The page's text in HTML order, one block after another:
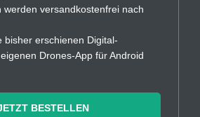
werden versandkostenfrei nach
bisher erschienen Digital-
Drones-App für Android
BESTELLEN